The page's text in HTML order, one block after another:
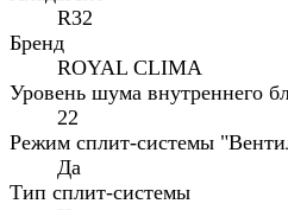
R32
Бренд
ROYAL CLIMA
Уровень шума внутреннего
22
Режим сплит-системы
Да
Тип сплит-системы